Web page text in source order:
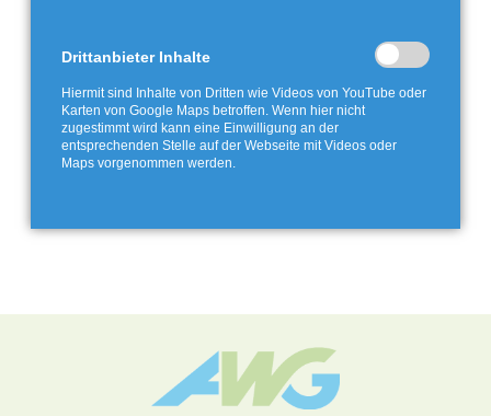
Drittanbieter Inhalte
Hiermit sind Inhalte von Dritten wie Videos von YouTube oder
Karten von Google Maps betroffen. Wenn hier nicht
zugestimmt wird kann eine Einwilligung an der
entsprechenden Stelle auf der Webseite mit Videos oder
Maps vorgenommen werden.